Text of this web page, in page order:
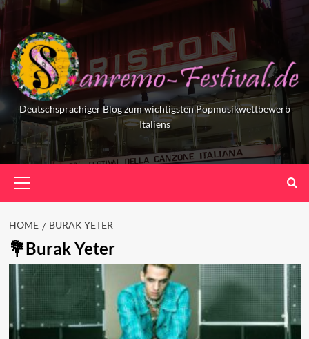
Skip
to
content
Deutschsprachiger Blog zum wichtigsten Popmusikwettbewerb
Italiens
Menu
HOME BURAK YETER
Burak Yeter